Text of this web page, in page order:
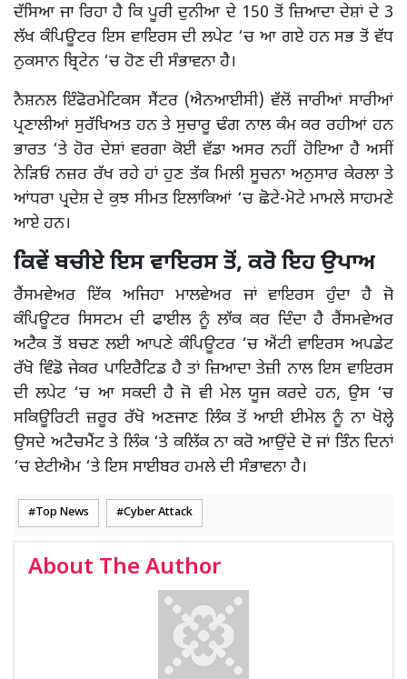
ਦੱਸਿਆ ਜਾ ਰਿਹਾ ਹੈ ਕਿ ਪੂਰੀ ਦੁਨੀਆ ਦੇ 150 ਤੋਂ ਜ਼ਿਆਦਾ ਦੇਸ਼ਾਂ ਦੇ 3
ਲੱਖ ਕੰਪਿਊਟਰ ਇਸ ਵਾਇਰਸ ਦੀ ਲਪੇਟ ‘ਚ ਆ ਗਏ ਹਨ ਸਭ ਤੋਂ ਵੱਧ
ਨੁਕਸਾਨ ਬ੍ਰਿਟੇਨ ‘ਚ ਹੋਣ ਦੀ ਸੰਭਾਵਨਾ ਹੈ।
ਨੈਸ਼ਨਲ ਇੰਫੋਰਮੇਟਿਕਸ ਸੈਂਟਰ (ਐਨਆਈਸੀ) ਵੱਲੋਂ ਜਾਰੀਆਂ ਸਾਰੀਆਂ
ਪ੍ਰਣਾਲੀਆਂ ਸੁਰੱਖਿਅਤ ਹਨ ਤੇ ਸੁਚਾਰੂ ਢੰਗ ਨਾਲ ਕੰਮ ਕਰ ਰਹੀਆਂ ਹਨ
ਭਾਰਤ ‘ਤੇ ਹੋਰ ਦੇਸ਼ਾਂ ਵਰਗਾ ਕੋਈ ਵੱਡਾ ਅਸਰ ਨਹੀਂ ਹੋਇਆ ਹੈ ਅਸੀਂ
ਨੇੜਿਓਂ ਨਜ਼ਰ ਰੱਖ ਰਹੇ ਹਾਂ ਹੁਣ ਤੱਕ ਮਿਲੀ ਸੂਚਨਾ ਅਨੁਸਾਰ ਕੇਰਲਾ ਤੇ
ਆਂਧਰਾ ਪ੍ਰਦੇਸ਼ ਦੇ ਕੁਝ ਸੀਮਤ ਇਲਾਕਿਆਂ ‘ਚ ਛੋਟੇ-ਮੋਟੇ ਮਾਮਲੇ ਸਾਹਮਣੇ
ਆਏ ਹਨ।
ਕਿਵੇਂ ਬਚੀਏ ਇਸ ਵਾਇਰਸ ਤੋਂ, ਕਰੋ ਇਹ ਉਪਾਅ
ਰੈਂਸਮਵੇਅਰ ਇੱਕ ਅਜਿਹਾ ਮਾਲਵੇਅਰ ਜਾਂ ਵਾਇਰਸ ਹੁੰਦਾ ਹੈ ਜੋ
ਕੰਪਿਊਟਰ ਸਿਸਟਮ ਦੀ ਫਾਈਲ ਨੂੰ ਲਾੱਕ ਕਰ ਦਿੰਦਾ ਹੈ ਰੈਂਸਮਵੇਅਰ
ਅਟੈਕ ਤੋਂ ਬਚਣ ਲਈ ਆਪਣੇ ਕੰਪਿਊਟਰ ‘ਚ ਐਂਟੀ ਵਾਇਰਸ ਅਪਡੇਟ
ਰੱਖੋ ਵਿੰਡੋ ਜੇਕਰ ਪਾਇਰੈਟਿਡ ਹੈ ਤਾਂ ਜ਼ਿਆਦਾ ਤੇਜ਼ੀ ਨਾਲ ਇਸ ਵਾਇਰਸ
ਦੀ ਲਪੇਟ ‘ਚ ਆ ਸਕਦੀ ਹੈ ਜੋ ਵੀ ਮੇਲ ਯੂਜ ਕਰਦੇ ਹਨ, ਉਸ ‘ਚ
ਸਕਿਊਰਿਟੀ ਜ਼ਰੂਰ ਰੱਖੋ ਅਣਜਾਣ ਲਿੰਕ ਤੋਂ ਆਈ ਈਮੇਲ ਨੂੰ ਨਾ ਖੋਲ੍ਹੇ
ਉਸਦੇ ਅਟੈਚਮੈਂਟ ਤੇ ਲਿੰਕ ‘ਤੇ ਕਲਿੱਕ ਨਾ ਕਰੋ ਆਉਂਦੇ ਦੋ ਜਾਂ ਤਿੰਨ ਦਿਨਾਂ
‘ਚ ਏਟੀਐਮ ‘ਤੇ ਇਸ ਸਾਈਬਰ ਹਮਲੇ ਦੀ ਸੰਭਾਵਨਾ ਹੈ।
Top News Cyber Attack
About The Author